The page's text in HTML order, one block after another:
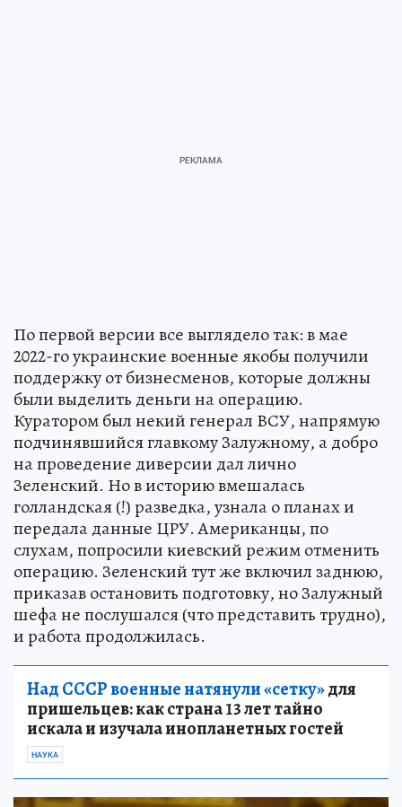
По первой версии все выглядело так: в мае
2022-го украинские военные якобы получили
поддержку от бизнесменов, которые должны
были выделить деньги на операцию.
Куратором был некий генерал ВСУ, напрямую
подчинявшийся главкому Залужному, а добро
на проведение диверсии дал лично
Зеленский. Но в историю вмешалась
голландская (!) разведка, узнала о планах и
передала данные ЦРУ. Американцы, по
слухам, попросили киевский режим отменить
операцию. Зеленский тут же включил заднюю,
приказав остановить подготовку, но Залужный
шефа не послушался (что представить трудно),
и работа продолжилась.
Над СССР военные натянули «сетку»для
пришельцев: как страна 13 лет тайно
искала и изучала инопланетных гостей
НАУКА